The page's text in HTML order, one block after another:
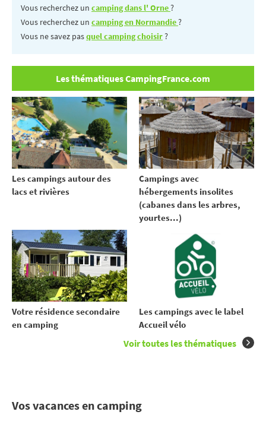
Vous recherchez un camping dans l' Orne?
Vous recherchez un camping en Normandie?
Vous ne savez pasquel camping choisir?
Les thématiques CampingFrance.com
Les campings autour des
lacs et rivières
Campings avec
hébergements insolites
(cabanes dans les arbres,
yourtes...)
Votre résidence secondaire
en camping
Les campings avec le label
Accueil vélo
Voir toutes les thématiques
Vos vacances en camping